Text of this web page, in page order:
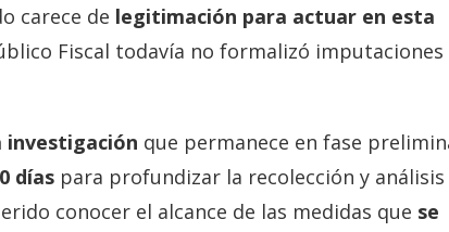
carece de legitimación para actuar en esta
Fiscal todavía no formalizó imputaciones
investigación que permanece en fase
días para profundizar la recolección y análisis
conocer el alcance de las medidas que se